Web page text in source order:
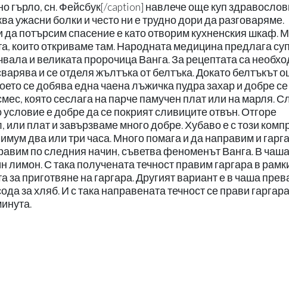
гърло, сн. Фейсбук[/caption] навлече още куп
ужасни болки и често ни е трудно дори да разговаряме.
потърсим спасение е като отворим кухненския шкаф.
които откриваме там. Народната медицина предлага
и великата пророчица Ванга. За рецептата са
и се отделя жълтъка от белтъка. Докато белтъкът
се добява една чаена лъжичка пудра захар и добре се
която сеслага на парче памучен плат или на марля.
условие е добре да се покрият сливиците отвън. Отгоре
плат и завързваме много добре. Хубаво е с този
два или три часа. Много помага и да направим и
по следния начин, съветва феноменът Ванга. В чаша
С така получената течност правим гаргара в
приготвяне на гаргара. Другият вариант е в чаша
за хляб. И с така направената течност се прави